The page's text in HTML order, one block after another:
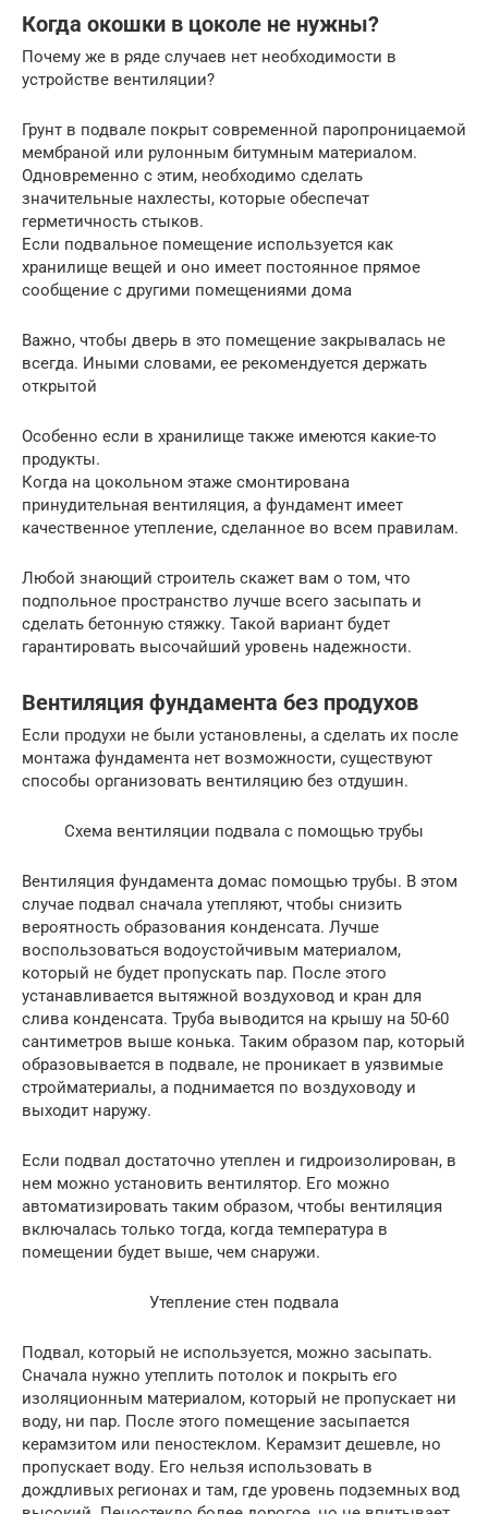
Когда окошки в цоколе не нужны?
Почему же в ряде случаев нет необходимости в
устройстве вентиляции?
Грунт в подвале покрыт современной паропроницаемой
мембраной или рулонным битумным материалом.
Одновременно с этим, необходимо сделать
значительные нахлесты, которые обеспечат
герметичность стыков.
Если подвальное помещение используется как
хранилище вещей и оно имеет постоянное прямое
сообщение с другими помещениями дома
Важно, чтобы дверь в это помещение закрывалась не
всегда. Иными словами, ее рекомендуется держать
открытой
Особенно если в хранилище также имеются какие-то
продукты.
Когда на цокольном этаже смонтирована
принудительная вентиляция, а фундамент имеет
качественное утепление, сделанное во всем правилам.
Любой знающий строитель скажет вам о том, что
подпольное пространство лучше всего засыпать и
сделать бетонную стяжку. Такой вариант будет
гарантировать высочайший уровень надежности.
Вентиляция фундамента без продухов
Если продухи не были установлены, а сделать их после
монтажа фундамента нет возможности, существуют
способы организовать вентиляцию без отдушин.
Схема вентиляции подвала с помощью трубы
Вентиляция фундамента домас помощью трубы. В этом
случае подвал сначала утепляют, чтобы снизить
вероятность образования конденсата. Лучше
воспользоваться водоустойчивым материалом,
который не будет пропускать пар. После этого
устанавливается вытяжной воздуховод и кран для
слива конденсата. Труба выводится на крышу на 50-60
сантиметров выше конька. Таким образом пар, который
образовывается в подвале, не проникает в уязвимые
стройматериалы, а поднимается по воздуховоду и
выходит наружу.
Если подвал достаточно утеплен и гидроизолирован, в
нем можно установить вентилятор. Его можно
автоматизировать таким образом, чтобы вентиляция
включалась только тогда, когда температура в
помещении будет выше, чем снаружи.
Утепление стен подвала
Подвал, который не используется, можно засыпать.
Сначала нужно утеплить потолок и покрыть его
изоляционным материалом, который не пропускает ни
воду, ни пар. После этого помещение засыпается
керамзитом или пеностеклом. Керамзит дешевле, но
пропускает воду. Его нельзя использовать в
дождливых регионах и там, где уровень подземных вод